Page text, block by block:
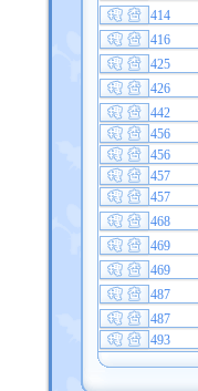
414
416
425
426
442
456
456
457
457
468
469
469
487
487
493